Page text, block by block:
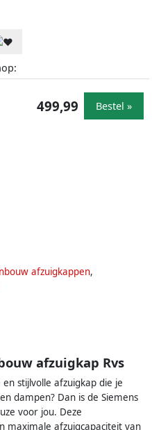
499,99 Bestel »
afzuigkappen,
afzuigkap Rvs
stijlvolle afzuigkap die je
dampen? Dan is de Siemens
voor jou. Deze
maximale afzuigcapaciteit van